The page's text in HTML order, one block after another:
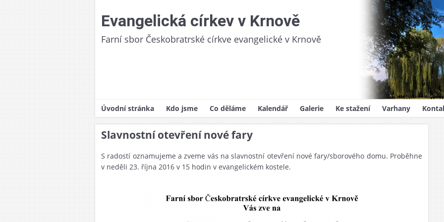
content
Evangelická církev v Krnově
Farní sbor Českobratrské církve evangelické v Krnově
Úvodní stránka
Kdo jsme
Naše církev
Fara/sborový dům
Podporované projekty
Co děláme
Pravidelná setkání
Bohoslužby
Základy víry
Herna pro děti
Kalendář Galerie
Ke stažení
Sborový zpravodaj
Varhany
Slavnostní otevření nové fary
S radostí oznamujeme a zveme vás na slavnostní otevření nové fary/sborového domu. Proběhne
v neděli 23. října 2016 v 15 hodin v evangelickém kostele.